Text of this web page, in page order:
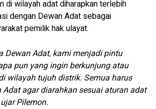
di wilayah adat diharapkan terlebih
dengan Dewan Adat sebagai
pemilik hak ulayat.
Dewan Adat, kami menjadi pintu
pun yang ingin berkunjung atau
wilayah tujuh distrik. Semua harus
Adat agar diarahkan sesuai aturan adat
Pilemon.